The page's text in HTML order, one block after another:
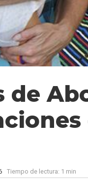
de
Tiempo de lectura: 1 min